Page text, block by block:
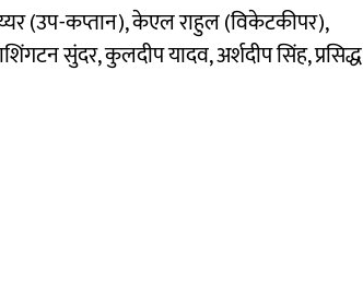
(उप-कप्तान), केएल राहुल (विकेटकीपर),
सुंदर, कुलदीप यादव, अर्शदीप सिंह, प्रसिद्ध